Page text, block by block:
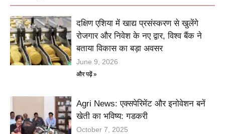
दक्षिण एशिया में खाद्य प्रसंस्करण से खुलेंगे
रोजगार और निवेश के नए द्वार, विश्व बैंक ने
बताया विकास का बड़ा अवसर
June 9, 2026
और पढ़ें »
Agri News: एक्सपेरिमेंट और इनोवेशन बनें
खेती का भविष्य: गडकरी
October 7, 2025